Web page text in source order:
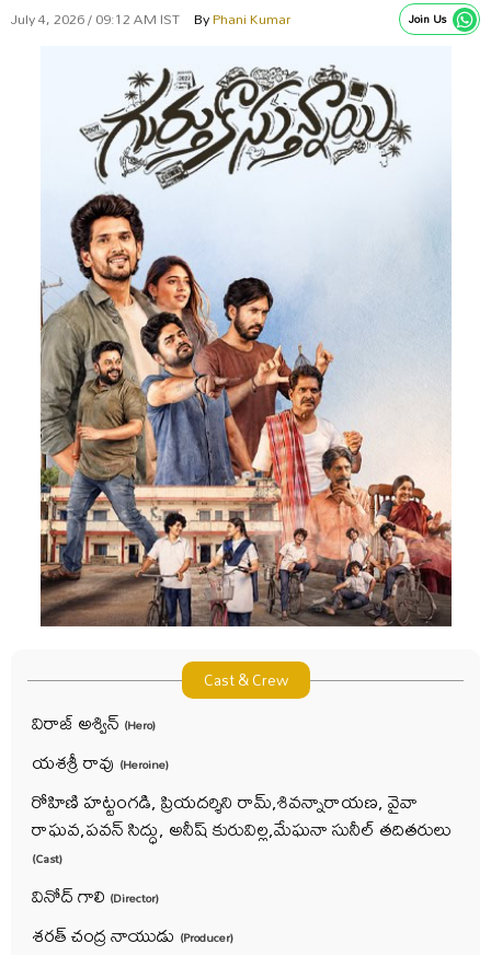
July 4, 2026 / 09:12 AM IST ByPhani Kumar Join Us
Cast & Crew
విరాజ్ అశ్విన్ (Hero)
యశశ్రీ రావు (Heroine)
రోహిణి హట్టంగడి, ప్రియదర్శిని రామ్,శివన్నారాయణ, వైవా
రాఘవ,పవన్ సిద్ధు, అనీష్ కురువిల్ల,మేఘనా సునీల్ తదితరులు
(Cast)
వినోద్ గాలి (Director)
శరత్ చంద్ర నాయుడు (Producer)